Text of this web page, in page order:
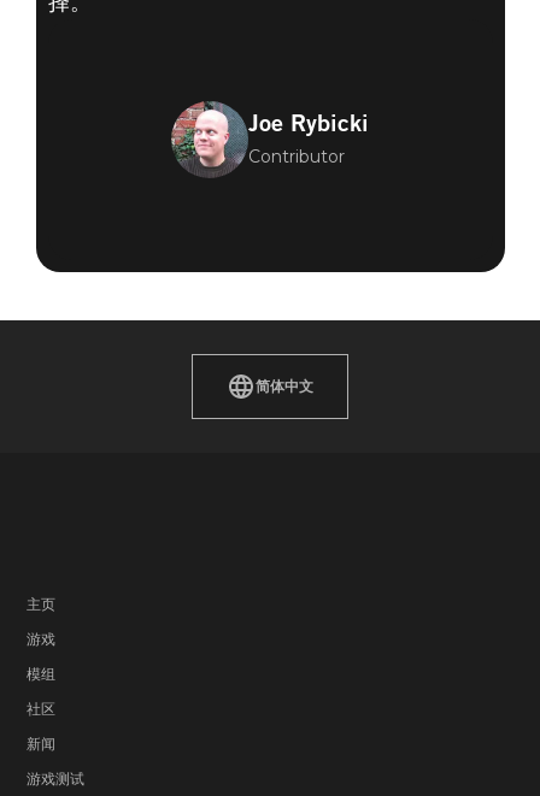
Joe Rybicki
Contributor
简体中文
主页
游戏
模组
社区
新闻
游戏测试